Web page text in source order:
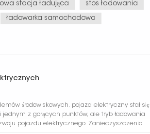
stacja ładująca stos ładowania
ładowarka samochodowa
środowiskowych, pojazd elektryczny stał się
z gorących punktów, ale tryb ładowania
pojazdu elektrycznego. Zanieczyszczenia
można ignorować, emisje sa...